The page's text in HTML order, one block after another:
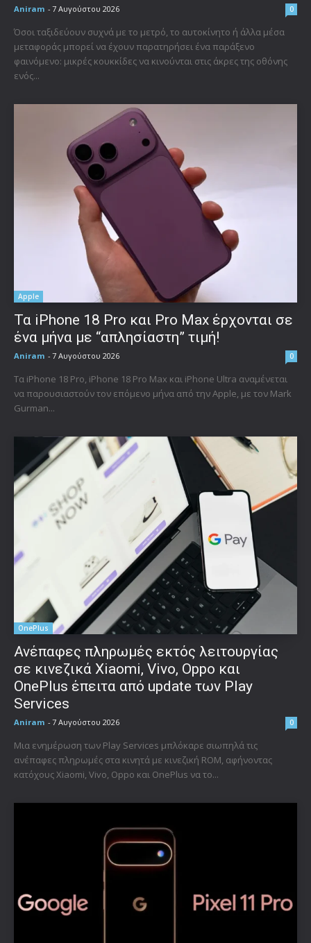
Aniram - 7 Αυγούστου 2026 0
Όσοι ταξιδεύουν συχνά με το μετρό, το αυτοκίνητο ή άλλα μέσα
μεταφοράς μπορεί να έχουν παρατηρήσει ένα παράξενο
φαινόμενο: μικρές κουκκίδες να κινούνται στις άκρες της οθόνης
ενός...
Apple
Τα iPhone 18 Pro και Pro Max έρχονται σε
ένα μήνα με “απλησίαστη” τιμή!
Aniram - 7 Αυγούστου 2026 0
Τα iPhone 18 Pro, iPhone 18 Pro Max και iPhone Ultra αναμένεται
να παρουσιαστούν τον επόμενο μήνα από την Apple, με τον Mark
Gurman...
OnePlus
Ανέπαφες πληρωμές εκτός λειτουργίας
σε κινεζικά Xiaomi, Vivo, Oppo και
OnePlus έπειτα από update των Play
Services
Aniram - 7 Αυγούστου 2026 0
Μια ενημέρωση των Play Services μπλόκαρε σιωπηλά τις
ανέπαφες πληρωμές στα κινητά με κινεζική ROM, αφήνοντας
κατόχους Xiaomi, Vivo, Oppo και OnePlus να το...